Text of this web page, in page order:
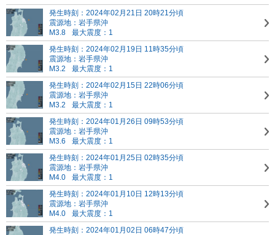
発生時刻：2024年02月21日 20時21分頃
震源地：岩手県沖
M3.8
最大震度：1
発生時刻：2024年02月19日 11時35分頃
震源地：岩手県沖
M3.2
最大震度：1
発生時刻：2024年02月15日 22時06分頃
震源地：岩手県沖
M3.2
最大震度：1
発生時刻：2024年01月26日 09時53分頃
震源地：岩手県沖
M3.6
最大震度：1
発生時刻：2024年01月25日 02時35分頃
震源地：岩手県沖
M4.0
最大震度：1
発生時刻：2024年01月10日 12時13分頃
震源地：岩手県沖
M4.0
最大震度：1
発生時刻：2024年01月02日 06時47分頃